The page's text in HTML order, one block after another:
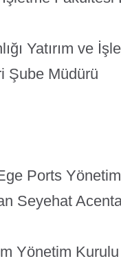
Yatırım ve
Şube Müdürü
Ports
Seyehat
Yönetim Kurulu